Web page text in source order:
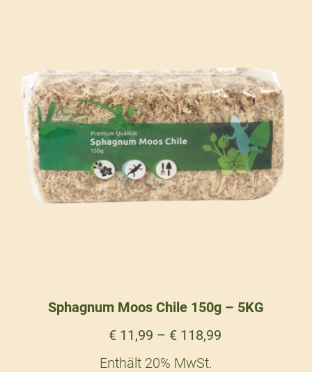
Sphagnum Moos Chile 150g – 5KG
€11,99 – €118,99
Enthält 20% MwSt.